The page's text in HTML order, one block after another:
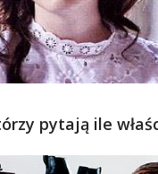
pytają ile